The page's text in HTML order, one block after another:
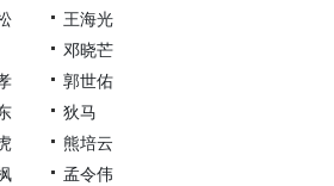
王海光
邓晓芒
郭世佑
狄马
熊培云
孟令伟